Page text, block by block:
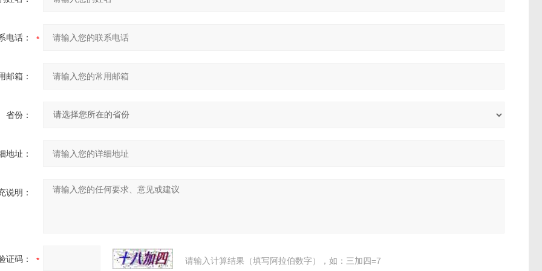
电话：
邮箱：
省份：
地址：
说明：
证码： 请输入计算结果（填写阿拉伯数字），如：三加四=7